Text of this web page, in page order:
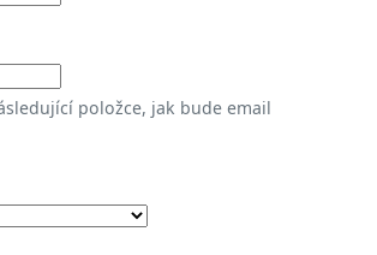
položce, jak bude email